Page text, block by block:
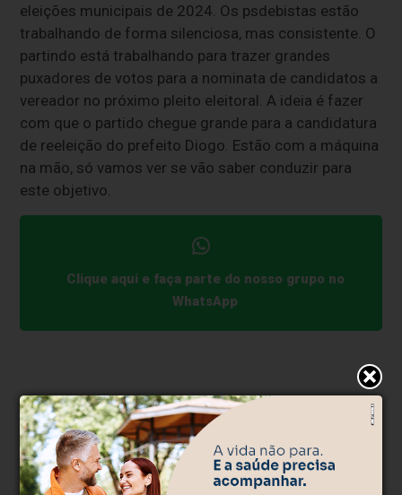
eleições municipais de 2024. Os psdebistas estão
trabalhando de forma silenciosa, mas consistente. O
partindo está trabalhando para trazer grandes
puxadores de votos para a nominata de candidatos a
vereador no próximo pleito eleitoral. A ideia é fazer
com que o partido chegue grande para a candidatura
de reeleição do prefeito Diogo. Estão com a máquina
na mão, só vamos ver se vão saber conduzir para
este objetivo.
Clique aqui e faça parte do nosso grupo no
WhatsApp